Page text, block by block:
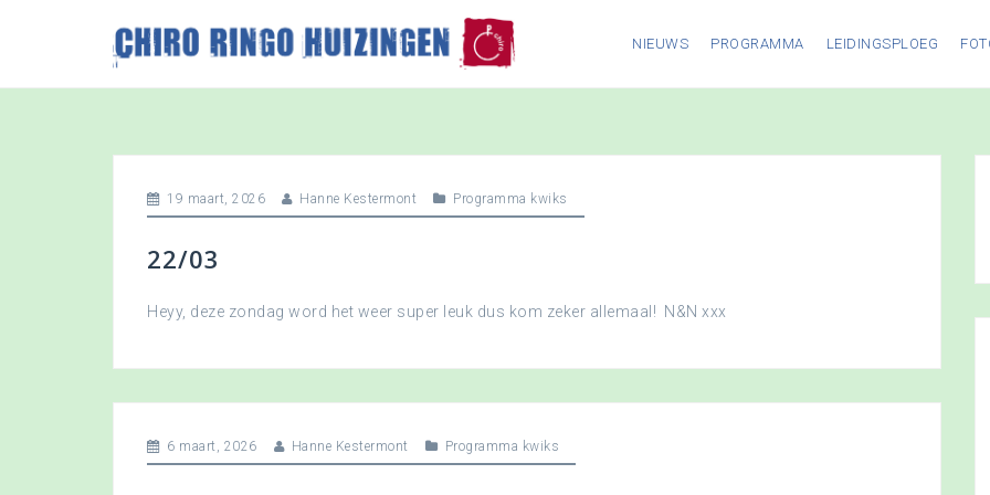
p
NIEUWS PROGRAMMA LEIDINGSPLOEG
19 maart, 2026 Hanne Kestermont Programma kwiks
22/03
Heyy, deze zondag word het weer super leuk dus kom zeker allemaal! N&N xxx
6 maart, 2026 Hanne Kestermont Programma kwiks